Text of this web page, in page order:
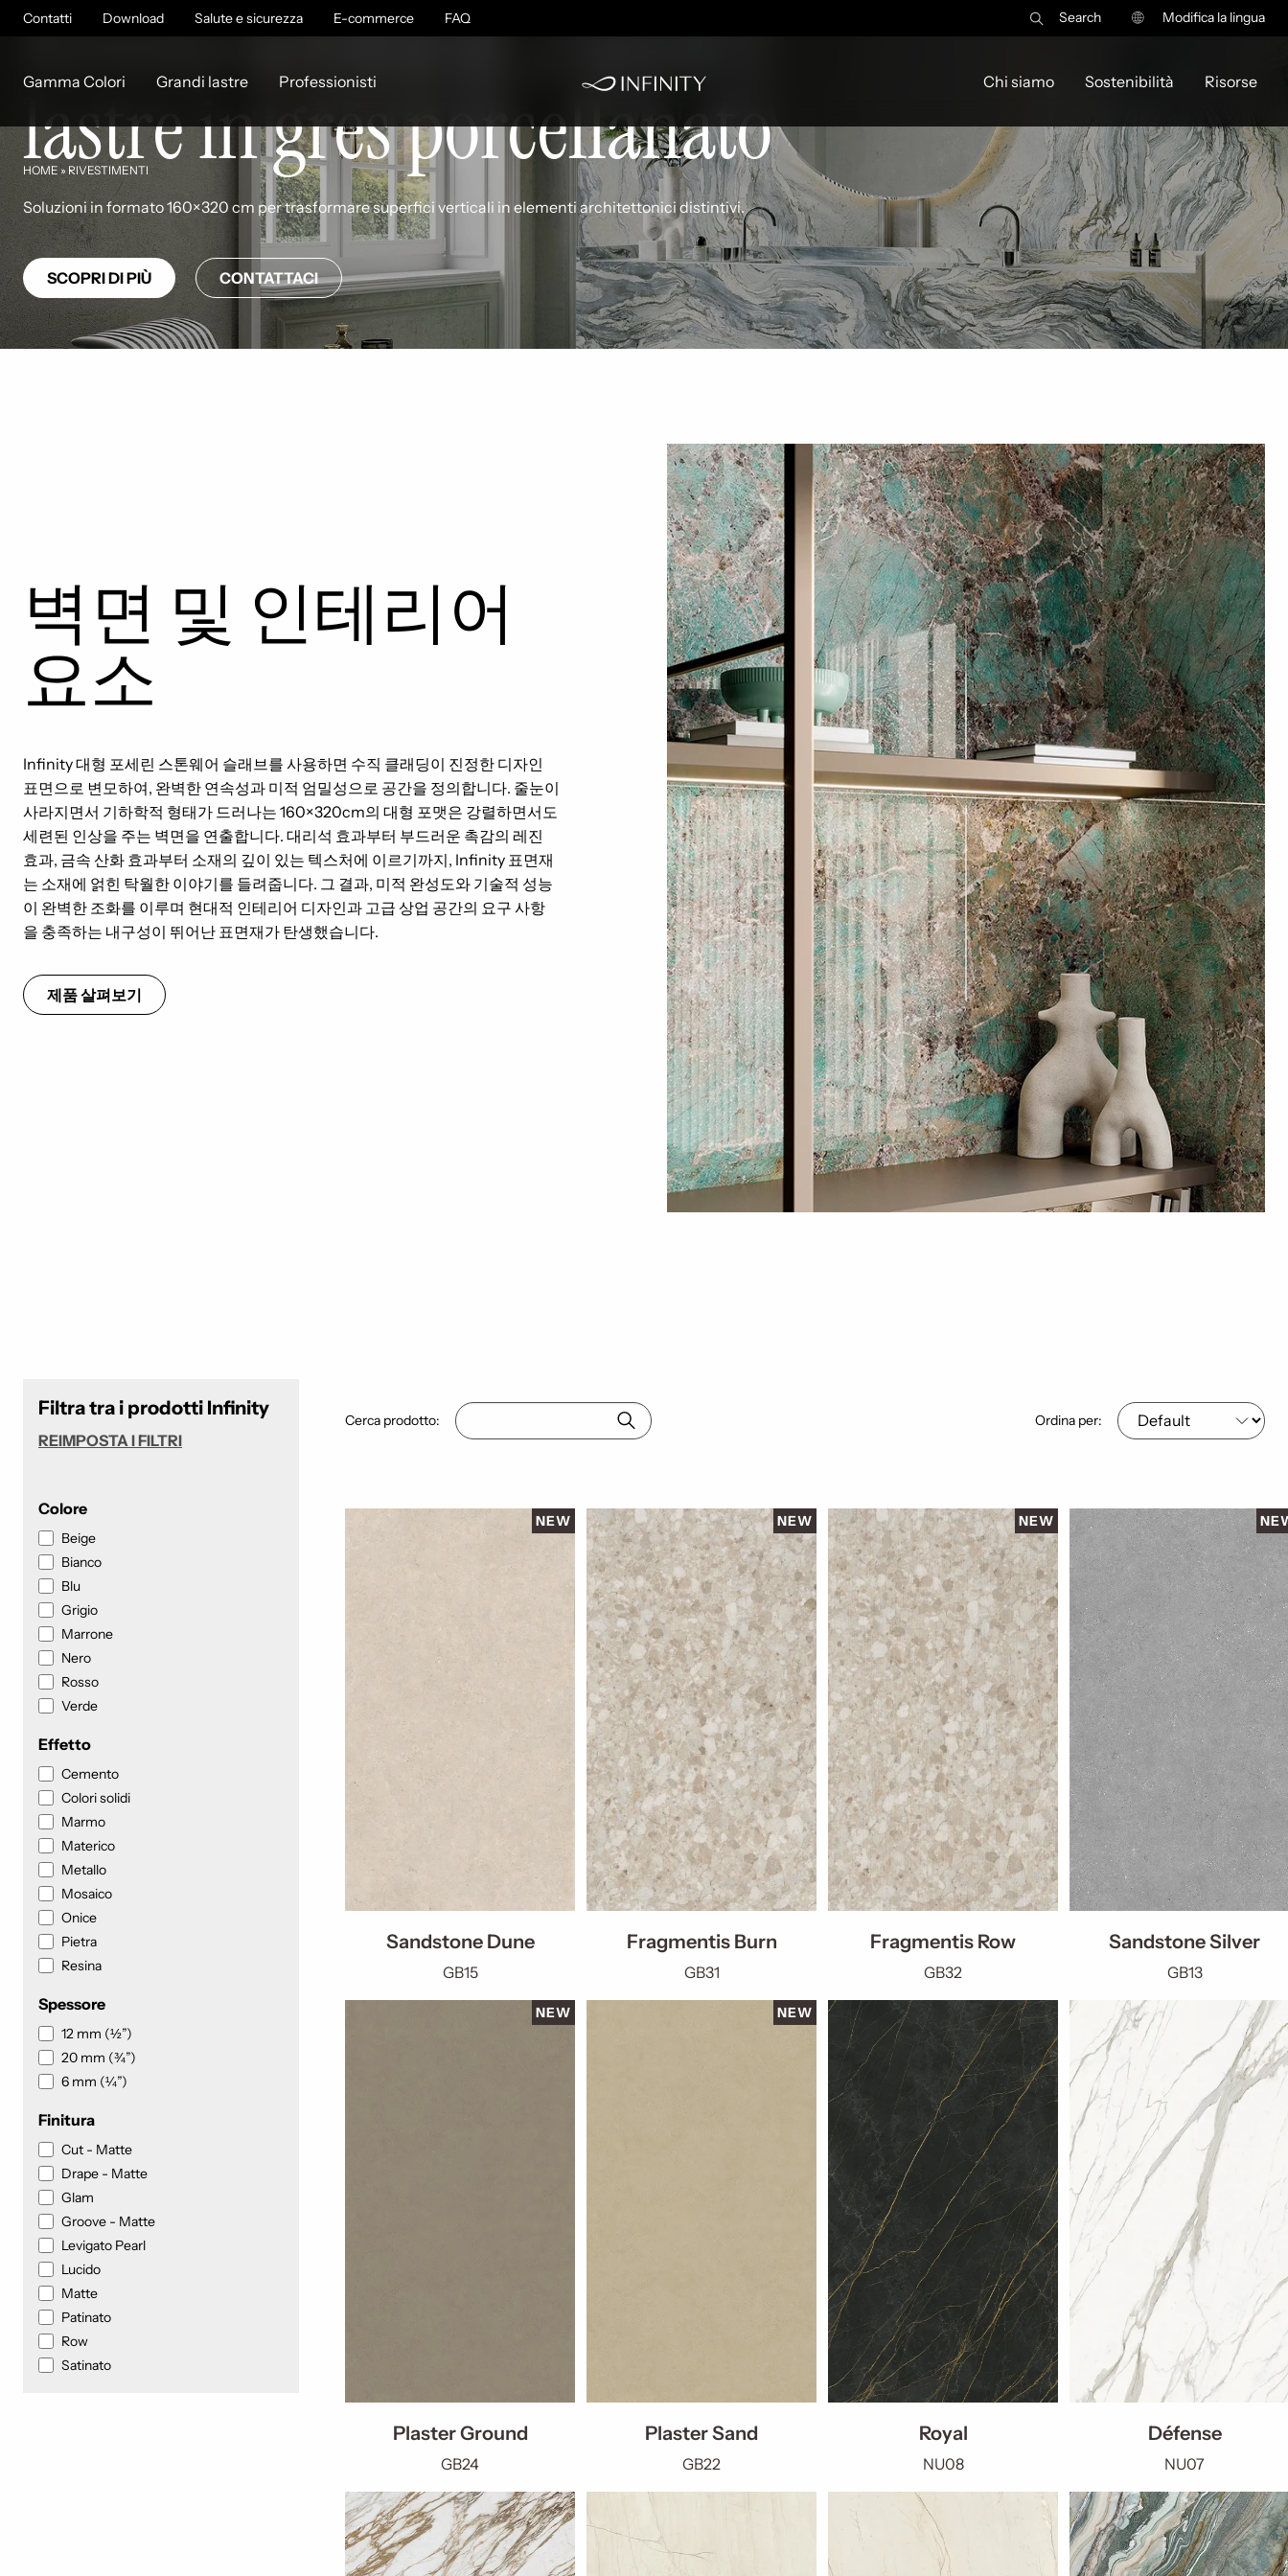
Contatti Download Salute e sicurezza E-commerce FAQ Search Modifica la lingua
Gamma Colori Grandi lastre Professionisti Chi siamo Sostenibilità Risorse
HOME »RIVESTIMENTI
Rivestimenti con grandi
lastre in grès porcellanato
Soluzioni in formato 160×320 cm per trasformare superfici verticali in elementi architettonici distintivi.
SCOPRI DI PIÙ CONTATTACI
벽면 및 인테리어
요소
Infinity 대형 포세린 스톤웨어 슬래브를 사용하면 수직 클래딩이 진정한 디자인
표면으로 변모하여, 완벽한 연속성과 미적 엄밀성으로 공간을 정의합니다. 줄눈이
사라지면서 기하학적 형태가 드러나는 160×320cm의 대형 포맷은 강렬하면서도
세련된 인상을 주는 벽면을 연출합니다. 대리석 효과부터 부드러운 촉감의 레진
효과, 금속 산화 효과부터 소재의 깊이 있는 텍스처에 이르기까지, Infinity 표면재
는 소재에 얽힌 탁월한 이야기를 들려줍니다. 그 결과, 미적 완성도와 기술적 성능
이 완벽한 조화를 이루며 현대적 인테리어 디자인과 고급 상업 공간의 요구 사항
을 충족하는 내구성이 뛰어난 표면재가 탄생했습니다.
제품 살펴보기
Filtra tra i prodotti Infinity
REIMPOSTA I FILTRI
Colore
Beige
Bianco
Blu
Grigio
Marrone
Nero
Rosso
Verde
Effetto
Cemento
Colori solidi
Marmo
Materico
Metallo
Mosaico
Onice
Pietra
Resina
Spessore
12 mm (½”)
20 mm (¾”)
6 mm (¼”)
Finitura
Cut - Matte
Drape - Matte
Glam
Groove - Matte
Levigato Pearl
Lucido
Matte
Patinato
Row
Satinato
Cerca prodotto: Ordina per:
NEW
Sandstone Dune
GB15
NEW
Fragmentis Burn
GB31
NEW
Fragmentis Row
GB32
Sandstone Silver
GB13
NEW
Plaster Ground
GB24
NEW
Plaster Sand
GB22
Royal
NU08
Défense
NU07